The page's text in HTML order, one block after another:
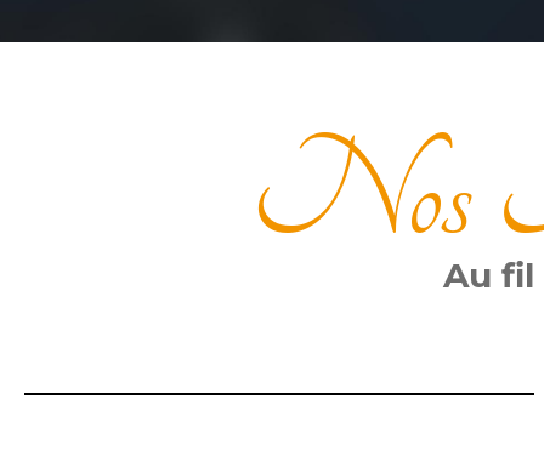
Nos
Au fil